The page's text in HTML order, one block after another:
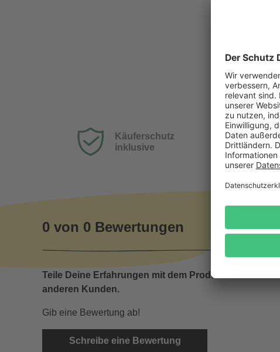
Käuferschutz
inklusive
0 von 0 Bewertungen
Teile Deine Erfahrungen mit dem Produkt mit
anderen Kunden.
Gib eine Bewertung ab!
Schreibe eine Bewertung